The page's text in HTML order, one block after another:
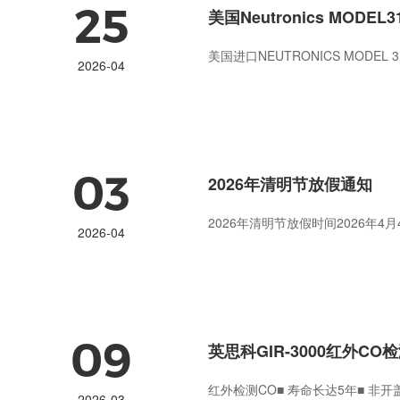
25
2026-04
美国Neutronics
美国进口NEUTRONICS MODEL
03
2026-04
2026年清明节放假通知
2026年清明节放假时间2026年4
09 英思科GIR-3000红外CO
红外检测CO■ 寿命长达5年■ 非